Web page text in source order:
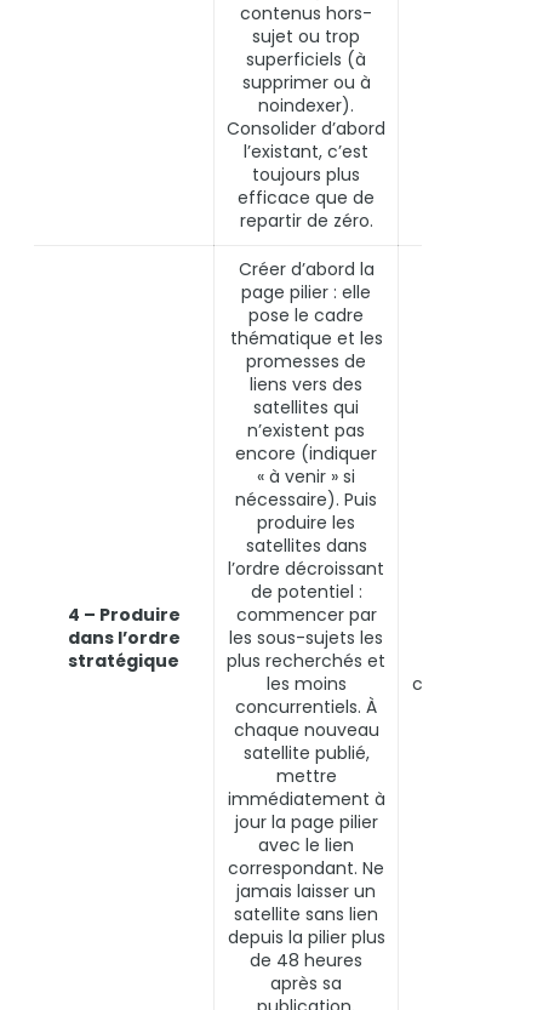
contenus hors-
sujet ou trop
superficiels (à
supprimer ou à
noindexer).
Consolider d’abord
l’existant, c’est
toujours plus
efficace que de
repartir de zéro.
4 – Produire
dans l’ordre
stratégique
Créer d’abord la
page pilier : elle
pose le cadre
thématique et les
promesses de
liens vers des
satellites qui
n’existent pas
encore (indiquer
« à venir » si
nécessaire). Puis
produire les
satellites dans
l’ordre décroissant
de potentiel :
commencer par
les sous-sujets les
plus recherchés et
les moins
concurrentiels. À
chaque nouveau
satellite publié,
mettre
immédiatement à
jour la page pilier
avec le lien
correspondant. Ne
jamais laisser un
satellite sans lien
depuis la pilier plus
de 48 heures
après sa
chaque